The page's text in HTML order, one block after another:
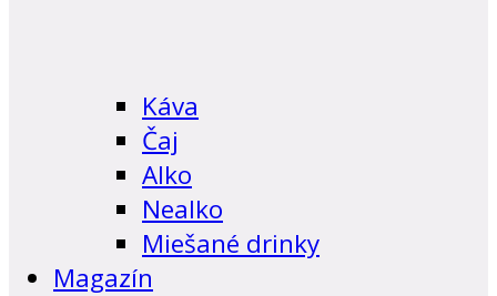
Káva
Čaj
Alko
Nealko
Miešané drinky
Magazín